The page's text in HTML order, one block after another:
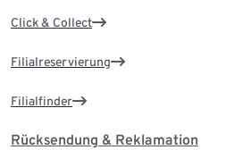
Click & Collect
Filialreservierung
Filialfinder
Rücksendung & Reklamation